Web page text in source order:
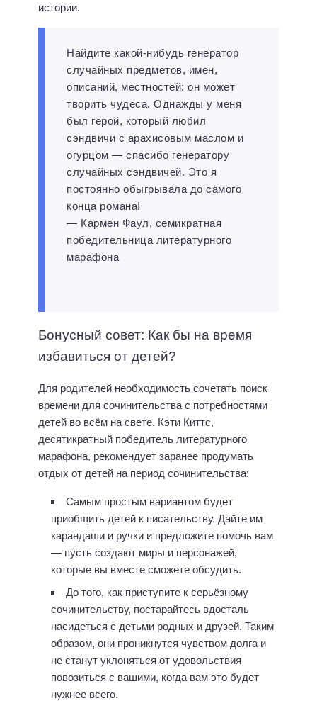
истории.
Найдите какой-нибудь генератор
случайных предметов, имен,
описаний, местностей: он может
творить чудеса. Однажды у меня
был герой, который любил
сэндвичи с арахисовым маслом и
огурцом — спасибо генератору
случайных сэндвичей. Это я
постоянно обыгрывала до самого
конца романа!
— Кармен Фаул, семикратная
победительница литературного
марафона
Бонусный совет: Как бы на время
избавиться от детей?
Для родителей необходимость сочетать поиск
времени для сочинительства с потребностями
детей во всём на свете. Кэти Киттс,
десятикратный победитель литературного
марафона, рекомендует заранее продумать
отдых от детей на период сочинительства:
Самым простым вариантом будет
приобщить детей к писательству. Дайте им
карандаши и ручки и предложите помочь вам
— пусть создают миры и персонажей,
которые вы вместе сможете обсудить.
До того, как приступите к серьёзному
сочинительству, постарайтесь вдосталь
насидеться с детьми родных и друзей. Таким
образом, они проникнутся чувством долга и
не станут уклоняться от удовольствия
повозиться с вашими, когда вам это будет
нужнее всего.